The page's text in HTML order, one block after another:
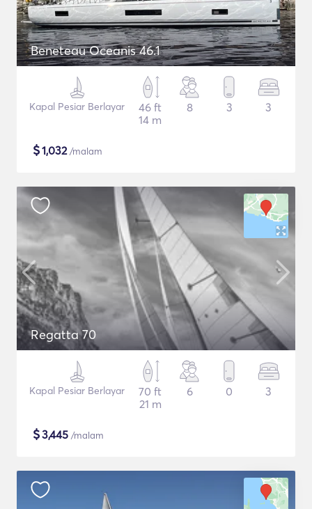
Beneteau Oceanis 46.1
Kapal Pesiar Berlayar
46 ft
14 m
8 3 3
$1,032/malam
Regatta 70
Kapal Pesiar Berlayar
70 ft
21 m
6 0 3
$3,445 /malam